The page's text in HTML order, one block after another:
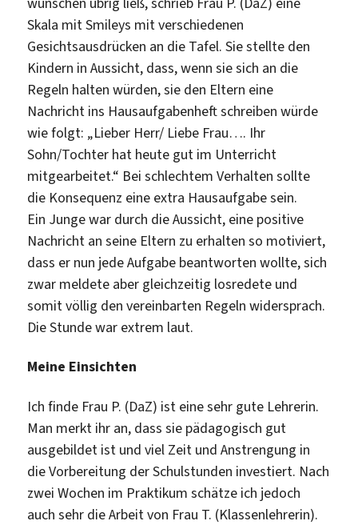
Skala mit Smileys mit verschiedenen
Gesichtsausdrücken an die Tafel. Sie stellte den
Kindern in Aussicht, dass, wenn sie sich an die
Regeln halten würden, sie den Eltern eine
Nachricht ins Hausaufgabenheft schreiben würde
wie folgt: „Lieber Herr/ Liebe Frau…. Ihr
Sohn/Tochter hat heute gut im Unterricht
mitgearbeitet.“ Bei schlechtem Verhalten sollte
die Konsequenz eine extra Hausaufgabe sein.
Ein Junge war durch die Aussicht, eine positive
Nachricht an seine Eltern zu erhalten so motiviert,
dass er nun jede Aufgabe beantworten wollte, sich
zwar meldete aber gleichzeitig losredete und
somit völlig den vereinbarten Regeln widersprach.
Die Stunde war extrem laut.
Meine Einsichten
Ich finde Frau P. (DaZ) ist eine sehr gute Lehrerin.
Man merkt ihr an, dass sie pädagogisch gut
ausgebildet ist und viel Zeit und Anstrengung in
die Vorbereitung der Schulstunden investiert. Nach
zwei Wochen im Praktikum schätze ich jedoch
auch sehr die Arbeit von Frau T. (Klassenlehrerin).